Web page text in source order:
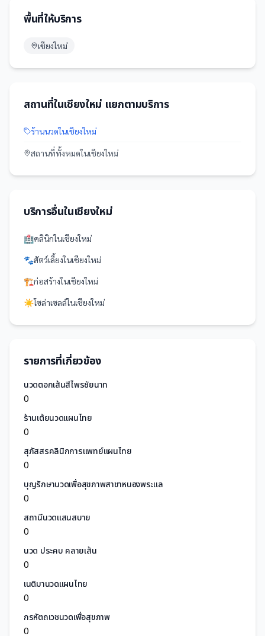
พื้นที่ให้บริการ
เชียงใหม่
สถานที่ในเชียงใหม่แยกตามบริการ
ร้านนวดในเชียงใหม่
สถานที่ทั้งหมดในเชียงใหม่
บริการอื่นในเชียงใหม่
🏥คลินิกในเชียงใหม่
🐾สัตว์เลี้ยงในเชียงใหม่
🏗️ก่อสร้างในเชียงใหม่
☀️โซล่าเซลล์ในเชียงใหม่
รายการที่เกี่ยวข้อง
นวดตอกเส้นสีไพรชัยนาท
0
ร้านเต้ยนวดแผนไทย
0
สุภัสสรคลินิกการแพทย์แผนไทย
0
บุญรักษานวดเพื่อสุขภาพสาขาหนองพระแล
0
สถานีนวดแสนสบาย
0
นวด ประคบ คลายเส้น
0
เนติมานวดแผนไทย
0
กรหัตถเวชนวดเพื่อสุขภาพ
0